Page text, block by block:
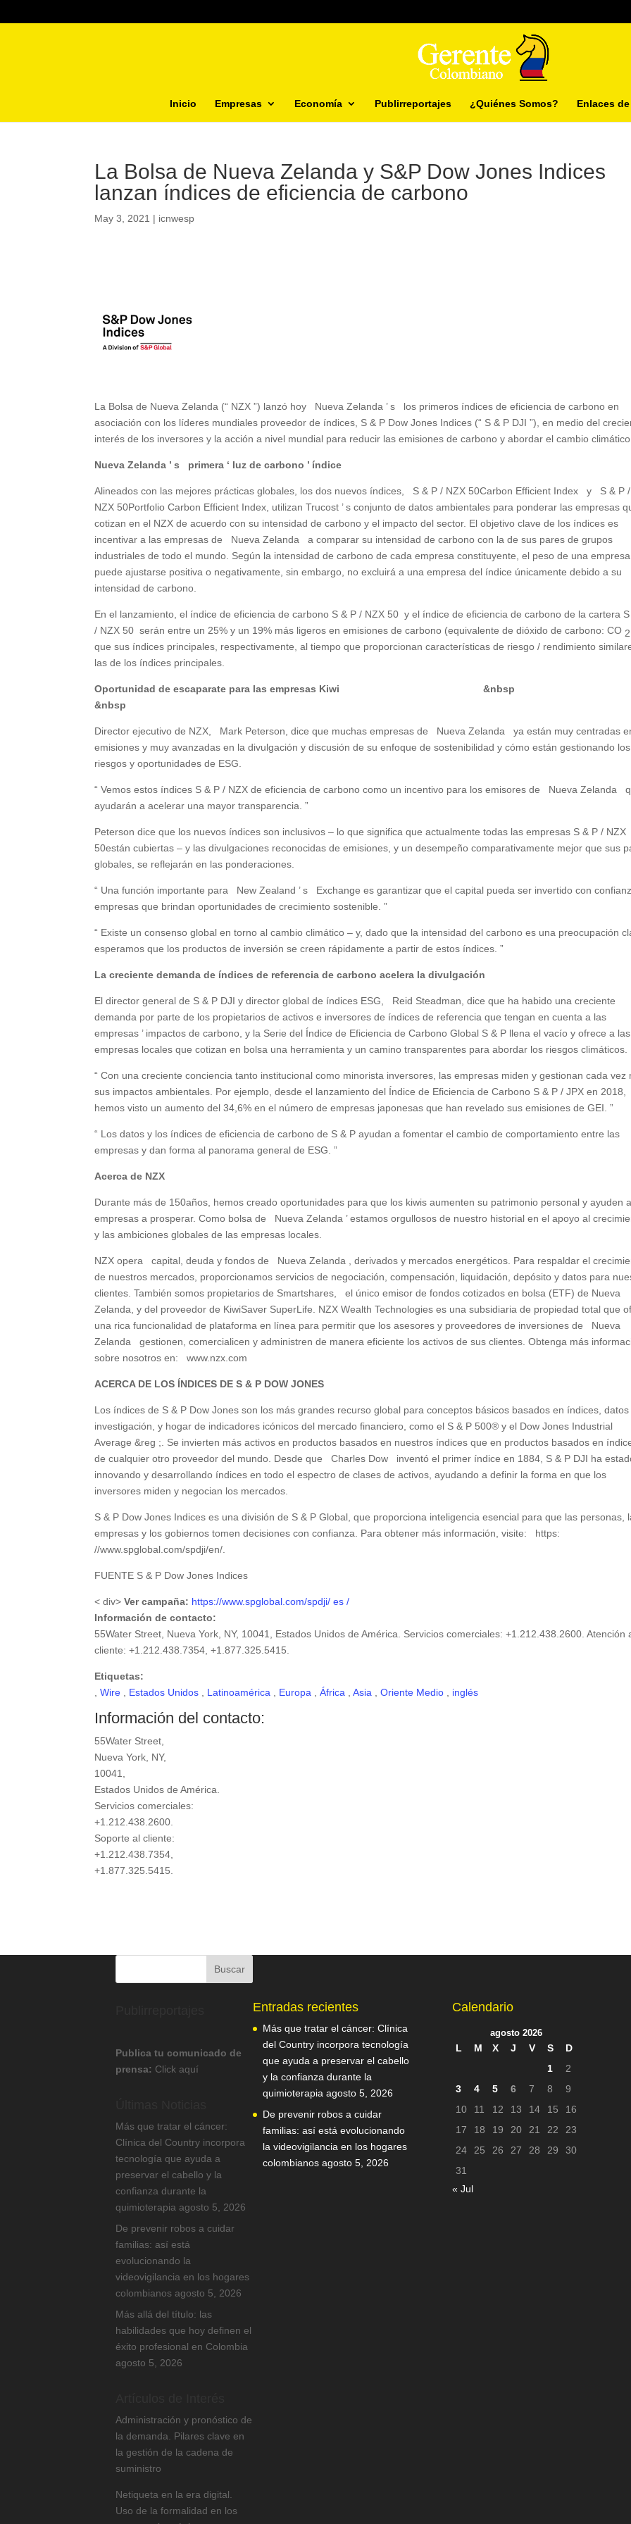
Inicio Empresas Economía Publirreportajes ¿Quiénes Somos? Enlaces
La Bolsa de Nueva Zelanda y S&P Dow Jones Indices
lanzan índices de eficiencia de carbono
May 3, 2021 | icnwesp
La Bolsa de Nueva Zelanda (“ NZX ”) lanzó hoy Nueva Zelanda ’ s los primeros índices de eficiencia de carbono en
asociación con los líderes mundiales proveedor de índices, S & P Dow Jones Indices (“ S & P DJI ”), en medio del
interés de los inversores y la acción a nivel mundial para reducir las emisiones de carbono y abordar el cambio
Nueva Zelanda ’ s primera ‘ luz de carbono ’ índice
Alineados con las mejores prácticas globales, los dos nuevos índices, S & P / NZX 50Carbon Efficient Index y S & P /
NZX 50Portfolio Carbon Efficient Index, utilizan Trucost ’ s conjunto de datos ambientales para ponderar las empresas
cotizan en el NZX de acuerdo con su intensidad de carbono y el impacto del sector. El objetivo clave de los índices es
incentivar a las empresas de Nueva Zelanda a comparar su intensidad de carbono con la de sus pares de grupos
industriales de todo el mundo. Según la intensidad de carbono de cada empresa constituyente, el peso de una empresa
puede ajustarse positiva o negativamente, sin embargo, no excluirá a una empresa del índice únicamente debido a su
intensidad de carbono.
En el lanzamiento, el índice de eficiencia de carbono S & P / NZX 50 y el índice de eficiencia de carbono de la cartera
/ NZX 50 serán entre un 25% y un 19% más ligeros en emisiones de carbono (equivalente de dióxido de carbono: CO 2
que sus índices principales, respectivamente, al tiempo que proporcionan características de riesgo / rendimiento
las de los índices principales.
Oportunidad de escaparate para las empresas Kiwi
&nbsp
Director ejecutivo de NZX, Mark Peterson, dice que muchas empresas de Nueva Zelanda ya están muy centradas
emisiones y muy avanzadas en la divulgación y discusión de su enfoque de sostenibilidad y cómo están gestionando los
riesgos y oportunidades de ESG.
“ Vemos estos índices S & P / NZX de eficiencia de carbono como un incentivo para los emisores de Nueva Zelanda
ayudarán a acelerar una mayor transparencia. ”
Peterson dice que los nuevos índices son inclusivos – lo que significa que actualmente todas las empresas S & P / NZX
50están cubiertas – y las divulgaciones reconocidas de emisiones, y un desempeño comparativamente mejor que sus
globales, se reflejarán en las ponderaciones.
“ Una función importante para New Zealand ’ s Exchange es garantizar que el capital pueda ser invertido con
empresas que brindan oportunidades de crecimiento sostenible. ”
“ Existe un consenso global en torno al cambio climático – y, dado que la intensidad del carbono es una preocupación
esperamos que los productos de inversión se creen rápidamente a partir de estos índices. ”
La creciente demanda de índices de referencia de carbono acelera la divulgación
El director general de S & P DJI y director global de índices ESG, Reid Steadman, dice que ha habido una creciente
demanda por parte de los propietarios de activos e inversores de índices de referencia que tengan en cuenta a las
empresas ’ impactos de carbono, y la Serie del Índice de Eficiencia de Carbono Global S & P llena el vacío y ofrece a las
empresas locales que cotizan en bolsa una herramienta y un camino transparentes para abordar los riesgos climáticos.
“ Con una creciente conciencia tanto institucional como minorista inversores, las empresas miden y gestionan cada vez
sus impactos ambientales. Por ejemplo, desde el lanzamiento del Índice de Eficiencia de Carbono S & P / JPX en 2018,
hemos visto un aumento del 34,6% en el número de empresas japonesas que han revelado sus emisiones de GEI. ”
“ Los datos y los índices de eficiencia de carbono de S & P ayudan a fomentar el cambio de comportamiento entre las
empresas y dan forma al panorama general de ESG. ”
Acerca de NZX
Durante más de 150años, hemos creado oportunidades para que los kiwis aumenten su patrimonio personal y ayuden
empresas a prosperar. Como bolsa de Nueva Zelanda ’ estamos orgullosos de nuestro historial en el apoyo al
y las ambiciones globales de las empresas locales.
NZX opera capital, deuda y fondos de Nueva Zelanda , derivados y mercados energéticos. Para respaldar el
de nuestros mercados, proporcionamos servicios de negociación, compensación, liquidación, depósito y datos para
clientes. También somos propietarios de Smartshares, el único emisor de fondos cotizados en bolsa (ETF) de Nueva
Zelanda, y del proveedor de KiwiSaver SuperLife. NZX Wealth Technologies es una subsidiaria de propiedad total que
una rica funcionalidad de plataforma en línea para permitir que los asesores y proveedores de inversiones de Nueva
Zelanda gestionen, comercialicen y administren de manera eficiente los activos de sus clientes. Obtenga más
sobre nosotros en: www.nzx.com
ACERCA DE LOS ÍNDICES DE S & P DOW JONES
Los índices de S & P Dow Jones son los más grandes recurso global para conceptos básicos basados en índices, datos
investigación, y hogar de indicadores icónicos del mercado financiero, como el S & P 500® y el Dow Jones Industrial
Average &reg ;. Se invierten más activos en productos basados en nuestros índices que en productos basados en
de cualquier otro proveedor del mundo. Desde que Charles Dow inventó el primer índice en 1884, S & P DJI ha
innovando y desarrollando índices en todo el espectro de clases de activos, ayudando a definir la forma en que los
inversores miden y negocian los mercados.
S & P Dow Jones Indices es una división de S & P Global, que proporciona inteligencia esencial para que las personas,
empresas y los gobiernos tomen decisiones con confianza. Para obtener más información, visite: https:
//www.spglobal.com/spdji/en/.
FUENTE S & P Dow Jones Indices
< div>Ver campaña: https://www.spglobal.com/spdji/ es /
Información de contacto:
55Water Street, Nueva York, NY, 10041, Estados Unidos de América. Servicios comerciales: +1.212.438.2600. Atención
cliente: +1.212.438.7354, +1.877.325.5415.
Etiquetas:
,Wire Estados Unidos Latinoamérica Europa ,África ,Asia ,Oriente Medio inglés
Información del contacto:
55Water Street,
Nueva York, NY,
10041,
Estados Unidos de América.
Servicios comerciales:
+1.212.438.2600.
Soporte al cliente:
+1.212.438.7354,
+1.877.325.5415.
Publica tu comunicado de
prensa: Click aquí
Más que tratar el cáncer:
Clínica del Country incorpora
tecnología que ayuda a
preservar el cabello y la
confianza durante la
quimioterapia agosto 5, 2026
De prevenir robos a cuidar
familias: así está
evolucionando la
videovigilancia en los hogares
colombianos agosto 5, 2026
Más allá del título: las
habilidades que hoy definen el
éxito profesional en Colombia
agosto 5, 2026
Administración y pronóstico de
la demanda. Pilares clave en
la gestión de la cadena de
suministro
Netiqueta en la era digital.
Uso de la formalidad en los
Entradas recientes
Más que tratar el cáncer: Clínica
del Country incorpora tecnología
que ayuda a preservar el cabello
y la confianza durante la
quimioterapia agosto 5, 2026
De prevenir robos a cuidar
familias: así está evolucionando
la videovigilancia en los hogares
colombianos agosto 5, 2026
Calendario
agosto 2026
L M X J V S
D
1
2
3
4 5 6 7 8
9
10
11 12 13 14 15
16
17
18 19 20 21 22
23
24
25 26 27 28 29
30
31
« Jul